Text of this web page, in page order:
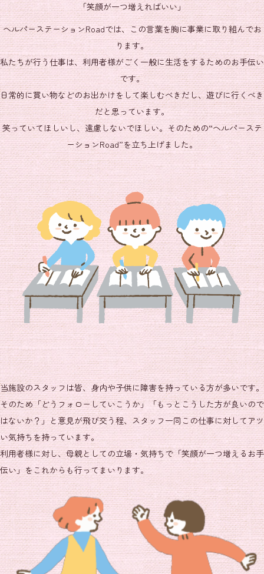
「笑顔が一つ増えればいい」
ヘルパーステーションRoadでは、この言葉を胸に事業に取り組んでお
ります。
私たちが行う仕事は、利用者様がごく一般に生活をするためのお手伝い
です。
日常的に買い物などのお出かけをして楽しむべきだし、遊びに行くべき
だと思っています。
笑っていてほしいし、遠慮しないでほしい。そのための“ヘルパーステ
ーションRoad”を立ち上げました。
当施設のスタッフは皆、身内や子供に障害を持っている方が多いです。
そのため「どうフォローしていこうか」「もっとこうした方が良いので
はないか？」と意見が飛び交う程、スタッフ一同この仕事に対してアツ
い気持ちを持っています。
利用者様に対し、母親としての立場・気持ちで「笑顔が一つ増えるお手
伝い」をこれからも行ってまいります。